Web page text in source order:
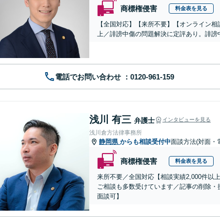
商標権侵害 料金表を見る
【全国対応】【来所不要】【オンライン
上／誹謗中傷の問題解決に定評あり。誹
電話でお問い合わせ
浅川 有三 弁護士 インタビューを見る
浅川倉方法律事務所
静岡県 からも相談受付中面談方法(対面・
商標権侵害 料金表を見る
来所不要／全国対応【相談実績2,000件以
ご相談も多数受けています／記事の削除
面談可】